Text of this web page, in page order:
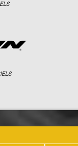
RÉSULTATS